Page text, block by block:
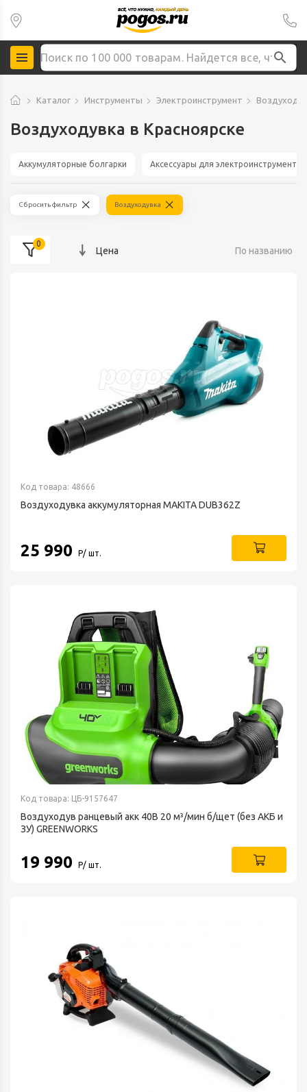
Каталог Инструменты Электроинструмент
Воздуходувка в Красноярске
Аккумуляторные болгарки Аксессуары для электроинструмента
Сбросить фильтр Воздуходувка
0
Цена По названию
Код товара: 48666
Воздуходувка аккумуляторная MAKITA DUB362Z
25 990 Р/ шт.
Код товара: ЦБ-9157647
Воздуходув ранцевый акк 40В 20 м³/мин б/щет (без АКБ и
ЗУ) GREENWORKS
19 990 Р/ шт.